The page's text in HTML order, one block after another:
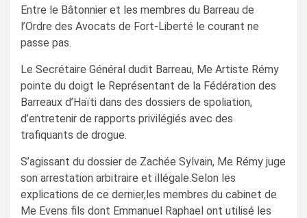
Entre le Bâtonnier et les membres du Barreau de
l’Ordre des Avocats de Fort-Liberté le courant ne
passe pas.
Le Secrétaire Général dudit Barreau, Me Artiste Rémy
pointe du doigt le Représentant de la Fédération des
Barreaux d’Haïti dans des dossiers de spoliation,
d’entretenir de rapports privilégiés avec des
trafiquants de drogue.
S’agissant du dossier de Zachée Sylvain, Me Rémy juge
son arrestation arbitraire et illégale.Selon les
explications de ce dernier,les membres du cabinet de
Me Evens fils dont Emmanuel Raphael ont utilisé les